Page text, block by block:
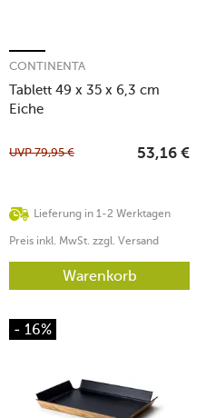
Tablett 49 x 35 x 6,3 cm
Eiche
CONTINENTA
Lieferung in 1-2 Werktagen
UVP79,95 € 53,16 €
Preis inkl. MwSt. zzgl. Versand
Warenkorb
- 16%